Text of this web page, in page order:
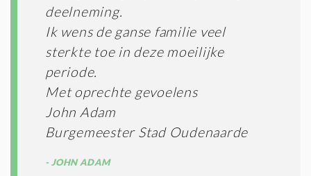
deelneming.
Ik wens de ganse familie veel
sterkte toe in deze moeilijke
periode.
Met oprechte gevoelens
John Adam
Burgemeester Stad Oudenaarde
JOHN ADAM